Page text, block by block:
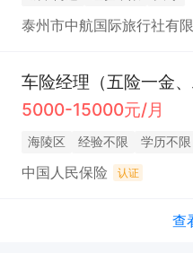
泰州市中航国际旅行社有
5000-15000元/月
海陵区 经验不限 学历不限
中国人民保险 认证
查